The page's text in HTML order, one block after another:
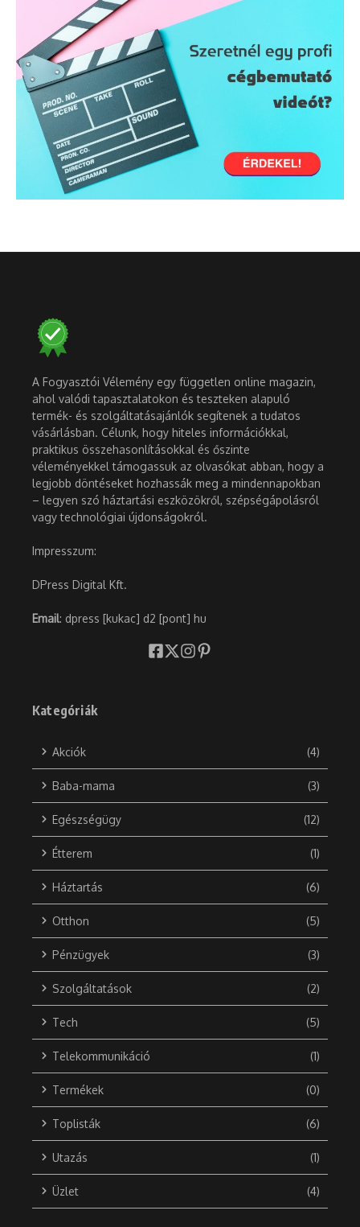
A Fogyasztói Vélemény egy független online magazin,
ahol valódi tapasztalatokon és teszteken alapuló
termék- és szolgáltatásajánlók segítenek a tudatos
vásárlásban. Célunk, hogy hiteles információkkal,
praktikus összehasonlításokkal és őszinte
véleményekkel támogassuk az olvasókat abban, hogy a
legjobb döntéseket hozhassák meg a mindennapokban
– legyen szó háztartási eszközökről, szépségápolásról
vagy technológiai újdonságokról.
Impresszum:
DPress Digital Kft.
Email: dpress [kukac] d2 [pont] hu
Kategóriák
Akciók (4)
Baba-mama (3)
Egészségügy (12)
Étterem (1)
Háztartás (6)
Otthon (5)
Pénzügyek (3)
Szolgáltatások (2)
Tech (5)
Telekommunikáció (1)
Termékek (0)
Toplisták (6)
Utazás (1)
Üzlet (4)